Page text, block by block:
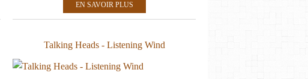
EN SAVOIR PLUS
EIGHTIES
Talking Heads - Listening Wind